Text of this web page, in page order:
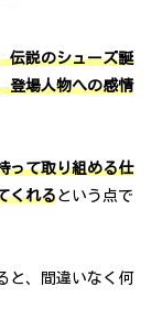
伝説のシューズ誕
登場人物への感情
って取り組める仕
くれるという点で
と、間違いなく何